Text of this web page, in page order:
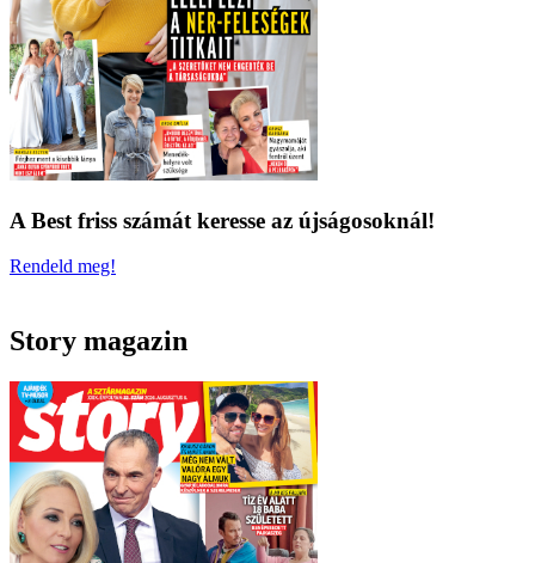
A Best friss számát keresse az újságosoknál!
Rendeld meg!
Story magazin